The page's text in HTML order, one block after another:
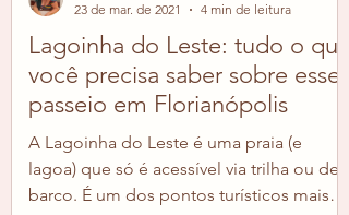
Lagoinha do Leste: tudo o que
você precisa saber sobre esse
passeio em Florianópolis
A Lagoinha do Leste é uma praia (e
lagoa) que só é acessível via trilha ou de
barco. É um dos pontos turísticos mais
23 de mar. de 2021
4 min de leitura